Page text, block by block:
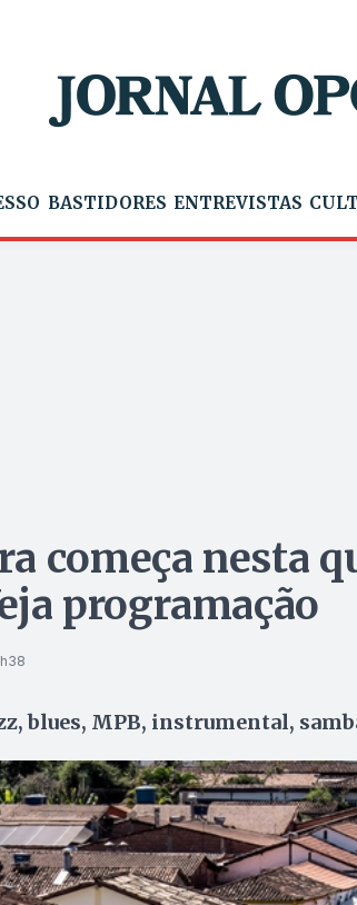
BASTIDORES ENTREVISTAS
começa nesta
programação
blues, MPB, instrumental,